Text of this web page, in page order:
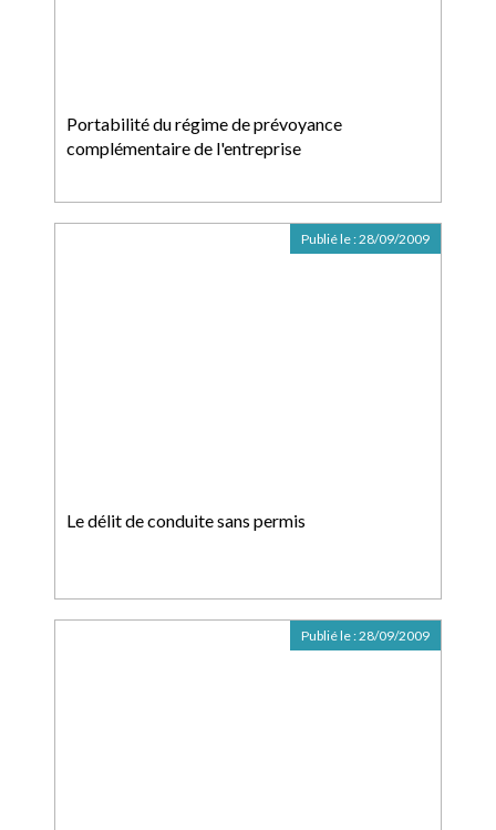
Portabilité du régime de prévoyance
complémentaire de l'entreprise
Le délit de conduite sans permis
Publié le :28/09/2009
Publié le :28/09/2009